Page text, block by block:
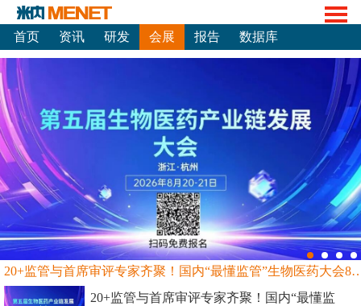
首页 资讯 研发 会展 报告 数据库
20+监管与首席审评专家齐聚！国内“最
20+监管与首席审评专家齐聚！国内“最懂监